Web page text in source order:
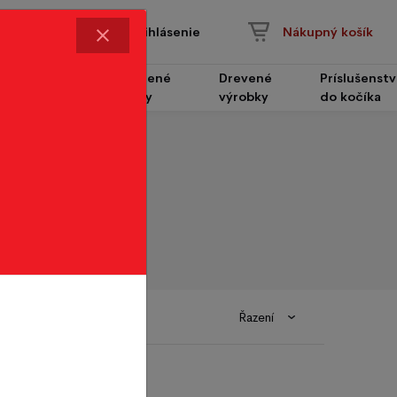
Prihlásenie Nákupný košík
Čalúnené
panely
Drevené
výrobky
do kočíka
Řazení